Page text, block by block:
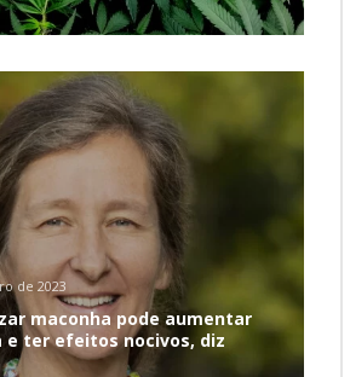
de 2023
maconha pode aumentar
e ter efeitos nocivos, diz